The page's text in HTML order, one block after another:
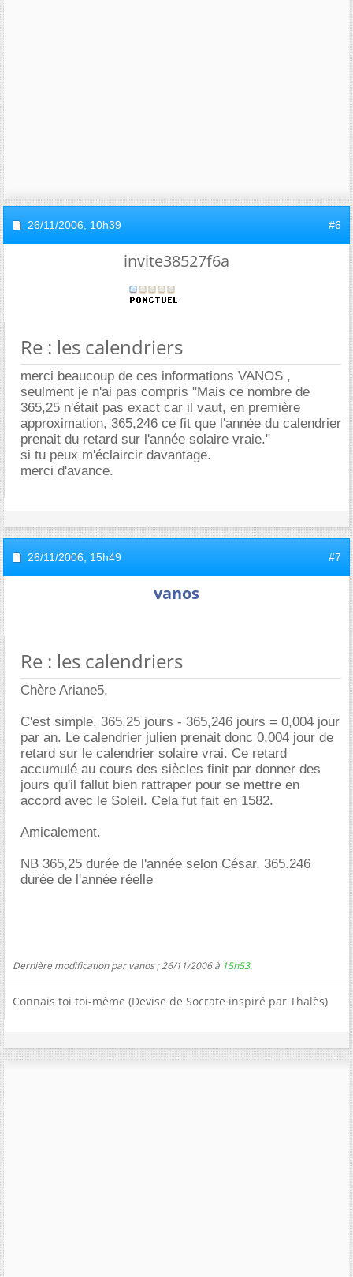
26/11/2006, 10h39 #6
invite38527f6a
Re : les calendriers
merci beaucoup de ces informations VANOS ,
seulment je n'ai pas compris "Mais ce nombre de
365,25 n'était pas exact car il vaut, en première
approximation, 365,246 ce fit que l'année du calendrier
prenait du retard sur l'année solaire vraie."
si tu peux m'éclaircir davantage.
merci d'avance.
26/11/2006, 15h49 #7
vanos
Re : les calendriers
Chère Ariane5,
C'est simple, 365,25 jours - 365,246 jours = 0,004 jour
par an. Le calendrier julien prenait donc 0,004 jour de
retard sur le calendrier solaire vrai. Ce retard
accumulé au cours des siècles finit par donner des
jours qu'il fallut bien rattraper pour se mettre en
accord avec le Soleil. Cela fut fait en 1582.
Amicalement.
NB 365,25 durée de l'année selon César, 365.246
durée de l'année réelle
Dernière modification par vanos ; 26/11/2006 à 15h53.
Connais toi toi-même (Devise de Socrate inspiré par Thalès)